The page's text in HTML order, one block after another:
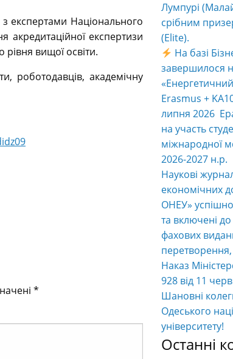
з експертами Національного
акредитаційної експертизи
рівня вищої освіти.
роботодавців, академічну
*
Лумпурі
срібним
(Elite).
На базі
завершилося
Erasmus +
липня 2026
на участь
міжнародної
2026-2027 н.р.
Наукові
економічних
ОНЕУ»
та включені до
фахових
перетворення,
Наказ
928 від 11
Шановні
Одеського
університету!
Останні